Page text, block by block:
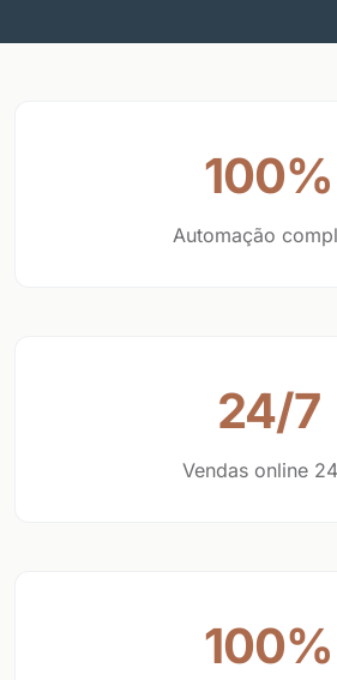
100%
Automação
24/7
Vendas online
100%